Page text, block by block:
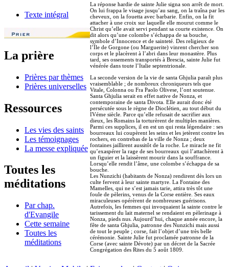
Texte intégral
La prière
Prières par thèmes
Prières universelles
Ressources
Les vies des saints
Les témoignages
La messe expliquée
Toutes les
méditations
Par chap.
d'Evangile
Cette semaine
Toutes les
méditations
La réponse hardie de sainte Julie signa son arrêt de mort.
On lui frappa le visage jusqu’au sang, on la traîna par les
cheveux, on la fouetta avec barbarie. Enfin, on la fit
attacher à une croix sur laquelle elle mourut comme le
Christ qu’elle avait servi pendant sa courte existence. On
dit alors qu’une colombe s’échappa de sa bouche,
symbole d’Innocence et de sainteté. Des religieux de
l’Île de Gorgone (ou Marguerite) vinrent chercher son
corps et le placèrent à l’abri dans leur monastère. Plus
tard, ses ossements transportés à Brescia, sainte Julie fut
vénérée dans toute l’Italie septentrionale.
La seconde version de la vie de santa Ghjulia paraît plus
vraisemblable ; de nombreux chroniqueurs tels que
Vitale, Colonna ou Fra Paolo Olivese, l’ont soutenue.
Santa Ghjulia serait en effet native de Nonza, et
contemporaine de santa Divota. Elle aurait donc été
persécutée sous le règne de Dioclétien, au tout début du
IVéme siècle. Parce qu’elle refusait de sacrifier aux
dieux, les Romains la torturèrent de multiples manières.
Parmi ces supplices, il en est un qui resta légendaire : ses
bourreaux lui coupèrent les seins et les jetèrent contre les
rochers, en contrebas de la ville de Nonza ; deux
fontaines jaillirent aussitôt de la roche. Le miracle ne fit
qu’exaspérer la rage de ses bourreaux qui l’attachèrent à
un figuier et la laissèrent mourir dans la souffrance.
Lorsqu’elle rendit l’âme, une colombe s’échappa de sa
bouche.
Les Nunzichi (habitants de Nonza) rendirent dès lors un
culte fervent à leur sainte martyre. La Fontaine des
Mamelles, qui ne s’est jamais tarie, attira très tôt une
foule de pèlerins, venus de la Corse entière. Ses eaux
miraculeuses opérèrent de nombreuses guérisons.
Autrefois, les femmes qui invoquaient la sainte contre le
tarissement du lait maternel se rendaient en pèlerinage à
Nonza, pieds nus. Aujourd’hui, chaque année encore, la
fête de santa Ghjulia, patronne des Nunzichi mais aussi
de tout le peuple ; corse, fait l’objet d’une très belle
cérémonie. Sainte Julie fut proclamée patronne de la
Corse (avec sainte Dévote) par un décret de la Sacrée
Congrégation des Rites du 5 août 1809.